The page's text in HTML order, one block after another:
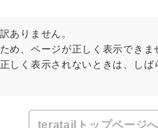
ありません。
め、ページが正しく表示できま
しく表示されないときは、し
teratailトップページ